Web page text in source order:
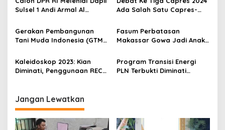
Pupuk Subsidi Terbatas
Pupuk Subsidi Terbatas
Sulsel 1 Andi Armal Al
Warga Jeneponto
Ada Salah Satu Capres-
Beda
Gerakan Pembangunan
Tani Muda Indonesia (GTMI)
Memanfaatkan Lahan Yang
Tidak Produktif Menjadi
Produktif
Fasum Perbatasan
Makassar Gowa Jadi Anak
Perhatikan
Kaleidoskop 2023: Kian
Diminati, Penggunaan REC
Program Transisi Energi
PLN Terbukti Diminati
Jangan Lewatkan